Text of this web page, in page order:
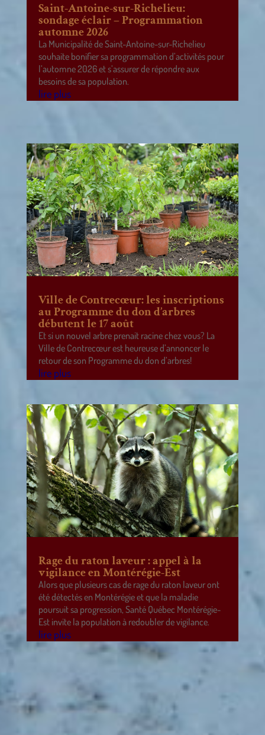
Saint-Antoine-sur-Richelieu:
sondage éclair – Programmation
automne 2026
La Municipalité de Saint-Antoine-sur-Richelieu
souhaite bonifier sa programmation d’activités pour
l’automne 2026 et s’assurer de répondre aux
besoins de sa population.
lire plus
Ville de Contrecœur: les inscriptions
au Programme du don d’arbres
débutent le 17 août
Et si un nouvel arbre prenait racine chez vous? La
Ville de Contrecœur est heureuse d’annoncer le
retour de son Programme du don d’arbres!
lire plus
Rage du raton laveur : appel à la
vigilance en Montérégie-Est
Alors que plusieurs cas de rage du raton laveur ont
été détectés en Montérégie et que la maladie
poursuit sa progression, Santé Québec Montérégie-
Est invite la population à redoubler de vigilance.
lire plus